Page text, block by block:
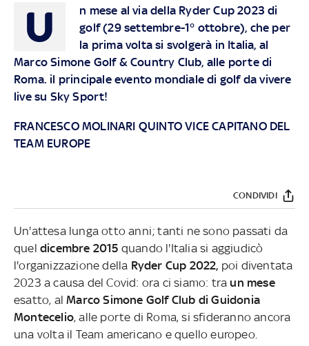
U n mese al via della Ryder Cup 2023 di
golf (29 settembre-1° ottobre), che per
la prima volta si svolgerà in Italia, al
Marco Simone Golf & Country Club, alle porte di
Roma. il principale evento mondiale di golf da vivere
live su Sky Sport!
FRANCESCO MOLINARI QUINTO VICE CAPITANO DEL
TEAM EUROPE
CONDIVIDI
Un'attesa lunga otto anni; tanti ne sono passati da
quel dicembre 2015 quando l'Italia si aggiudicò
l'organizzazione della Ryder Cup 2022, poi diventata
2023 a causa del Covid: ora ci siamo: traun mese
esatto, alMarco Simone Golf Club di Guidonia
Montecelio, alle porte di Roma, si sfideranno ancora
una volta il Team americano e quello europeo.